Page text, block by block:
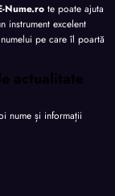
Nume.ro te poate ajuta
instrument excelent
pe care îl poartă
actualitate
nume și informații